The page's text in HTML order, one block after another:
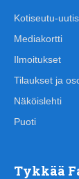
Kotiseutu-
Mediakortti
Ilmoitukset
Tilaukset ja
Näköislehti
Puoti
Tykkää